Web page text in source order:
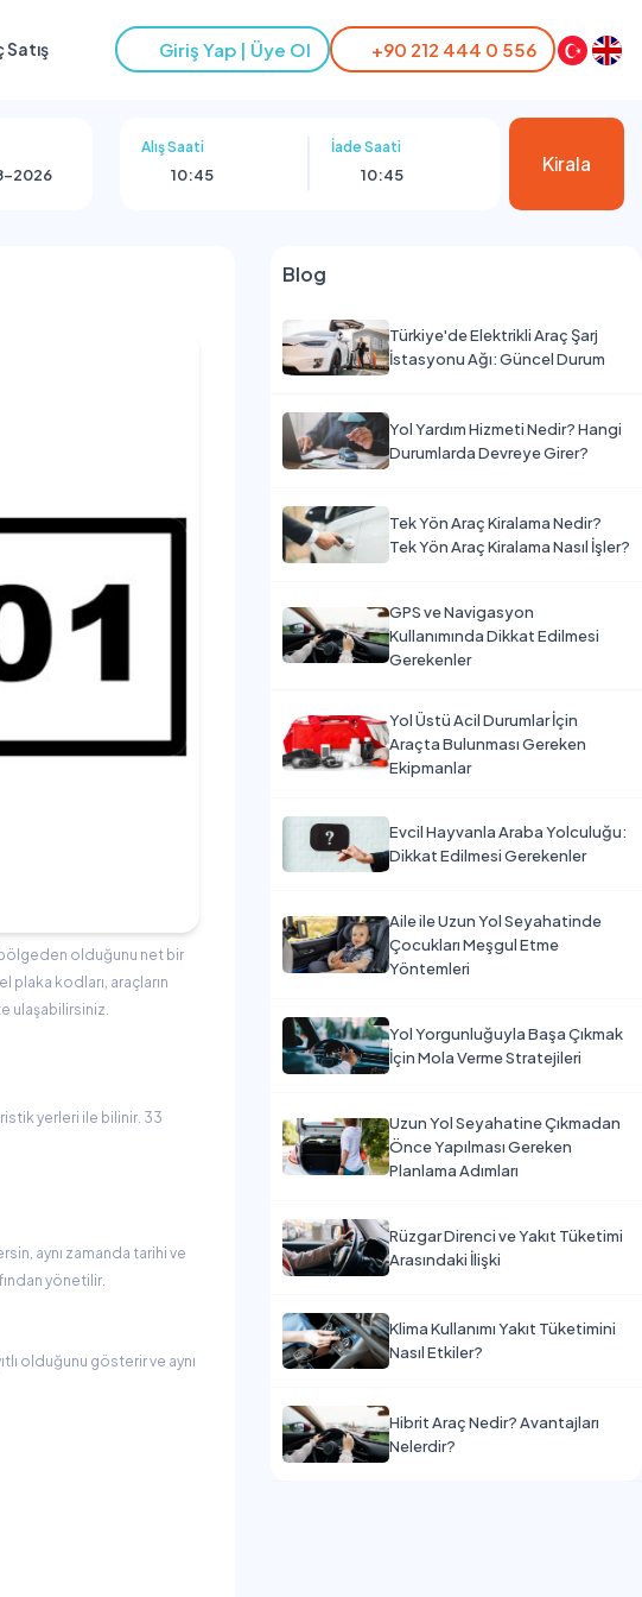
Satış Giriş Yap | Üye Ol +90 212 444 0 556
Alış Saati
10:45
İade Saati
10:45 Kirala
olduğunu net bir
kodları, araçların
ulaşabilirsiniz.
yerleri ile bilinir. 33
aynı zamanda tarihi ve
yönetilir.
olduğunu gösterir ve aynı
Blog
Türkiye'de Elektrikli Araç Şarj
İstasyonu Ağı: Güncel Durum
Yol Yardım Hizmeti Nedir? Hangi
Durumlarda Devreye Girer?
Tek Yön Araç Kiralama Nedir?
Tek Yön Araç Kiralama Nasıl İşler?
GPS ve Navigasyon
Kullanımında Dikkat Edilmesi
Gerekenler
Yol Üstü Acil Durumlar İçin
Araçta Bulunması Gereken
Ekipmanlar
Evcil Hayvanla Araba Yolculuğu:
Dikkat Edilmesi Gerekenler
Aile ile Uzun Yol Seyahatinde
Çocukları Meşgul Etme
Yöntemleri
Yol Yorgunluğuyla Başa Çıkmak
İçin Mola Verme Stratejileri
Uzun Yol Seyahatine Çıkmadan
Önce Yapılması Gereken
Planlama Adımları
Rüzgar Direnci ve Yakıt Tüketimi
Arasındaki İlişki
Klima Kullanımı Yakıt Tüketimini
Nasıl Etkiler?
Hibrit Araç Nedir? Avantajları
Nelerdir?